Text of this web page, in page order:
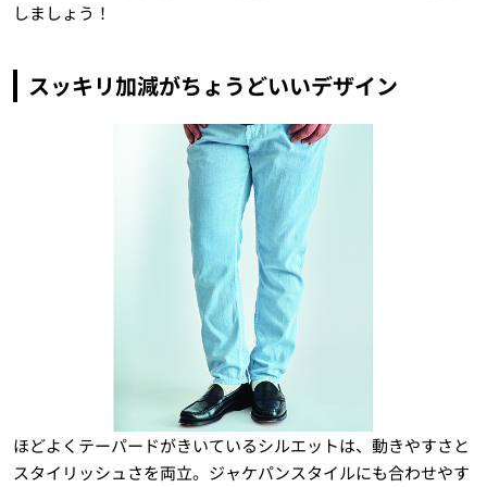
しましょう！
スッキリ加減がちょうどいいデザイン
ほどよくテーパードがきいているシルエットは、動きやすさと
スタイリッシュさを両立。ジャケパンスタイルにも合わせやす